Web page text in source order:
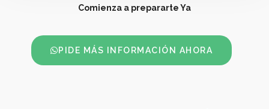
Comienza a prepararte Ya
PIDE MÁS INFORMACIÓN AHORA